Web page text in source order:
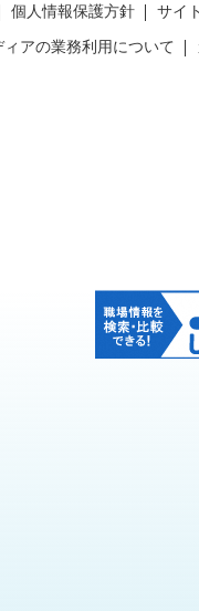
個人情報保護方針 サイ
ィアの業務利用について